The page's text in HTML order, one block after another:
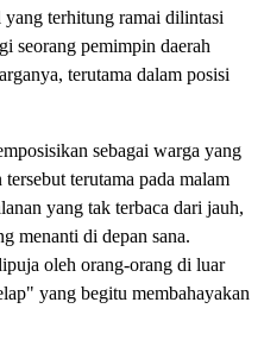
yang terhitung ramai dilintasi
seorang pemimpin daerah
terutama dalam posisi
sebagai warga yang
terutama pada malam
yang tak terbaca dari jauh,
menanti di depan sana.
oleh orang-orang di luar
yang begitu membahayakan